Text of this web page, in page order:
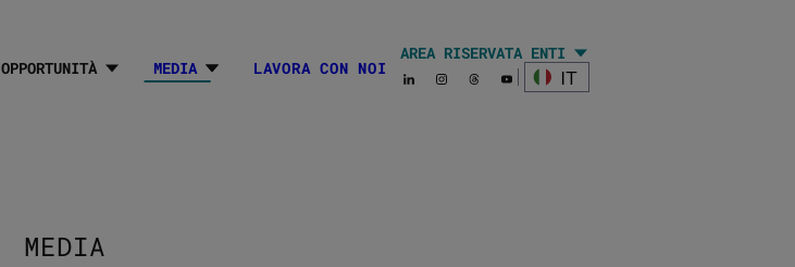
OPPORTUNITÀ MEDIA Sottomenu Media
LAVORA CON NOI
AREA RISERVATA ENTI
IT
MEDIA